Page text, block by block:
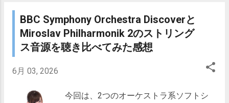
アイテム専門店 Yahooショッピング Amazon 楽天市場
7net au PAY マーケット(Wowma!) ソースネクスト 私
は、長年ACIDシリーズを使ってきて、最近REAPERを使
い始めたのですが、 ACID Pro 8のような感覚でフェー
ドアウトのカーブを編集しようとすると、どうも音量が
思ったより急激に下がり過ぎてやりづらい・・・ ACID
だ・・・ という印象を持ちました。 そこで、今回は、
BBC Symphony Orchestra Discoverと
Miroslav Philharmonik 2のストリング
ス音源を聴き比べてみた感想
6月 03, 2026
今回は、2つのオーケストラ系ソフトシ